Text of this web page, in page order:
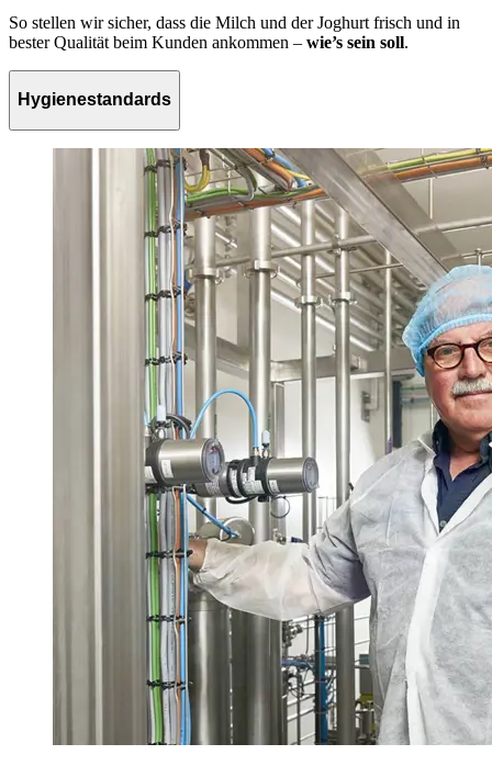
So stellen wir sicher, dass die Milch und der Joghurt frisch und in
bester Qualität beim Kunden ankommen – wie’s sein soll.
Hygienestandards